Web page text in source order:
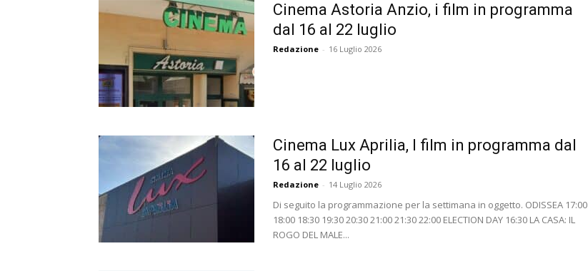
Cinema Astoria Anzio, i film in programma
dal 16 al 22 luglio
Redazione - 16 Luglio 2026
Cinema Lux Aprilia, I film in programma dal
16 al 22 luglio
Redazione - 14 Luglio 2026
Di seguito la programmazione per la settimana in oggetto. ODISSEA 17:00
18:00 18:30 19:30 20:30 21:00 21:30 22:00 ELECTION DAY 16:30 LA CASA: IL
ROGO DEL MALE...